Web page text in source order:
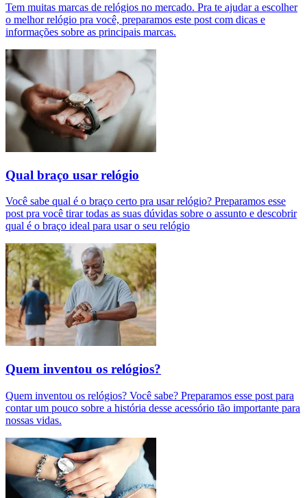
Tem muitas marcas de relógios no mercado. Pra te ajudar a escolher
o melhor relógio pra você, preparamos este post com dicas e
informações sobre as principais marcas.
Qual braço usar relógio
Você sabe qual é o braço certo pra usar relógio? Preparamos esse
post pra você tirar todas as suas dúvidas sobre o assunto e descobrir
qual é o braço ideal para usar o seu relógio
Quem inventou os relógios?
Quem inventou os relógios? Você sabe? Preparamos esse post para
contar um pouco sobre a história desse acessório tão importante para
nossas vidas.